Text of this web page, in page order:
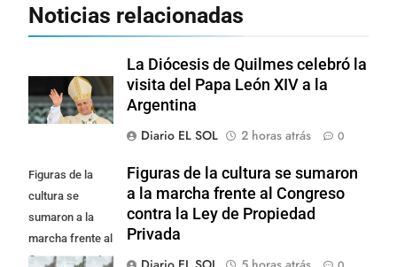
Noticias relacionadas
La Diócesis de Quilmes celebró la
visita del Papa León XIV a la
Argentina
Diario EL SOL
2 horas atrás 0
Figuras de la
cultura se
sumaron a la
marcha frente al
Congreso contra
Figuras de la cultura se sumaron
a la marcha frente al Congreso
contra la Ley de Propiedad
Privada